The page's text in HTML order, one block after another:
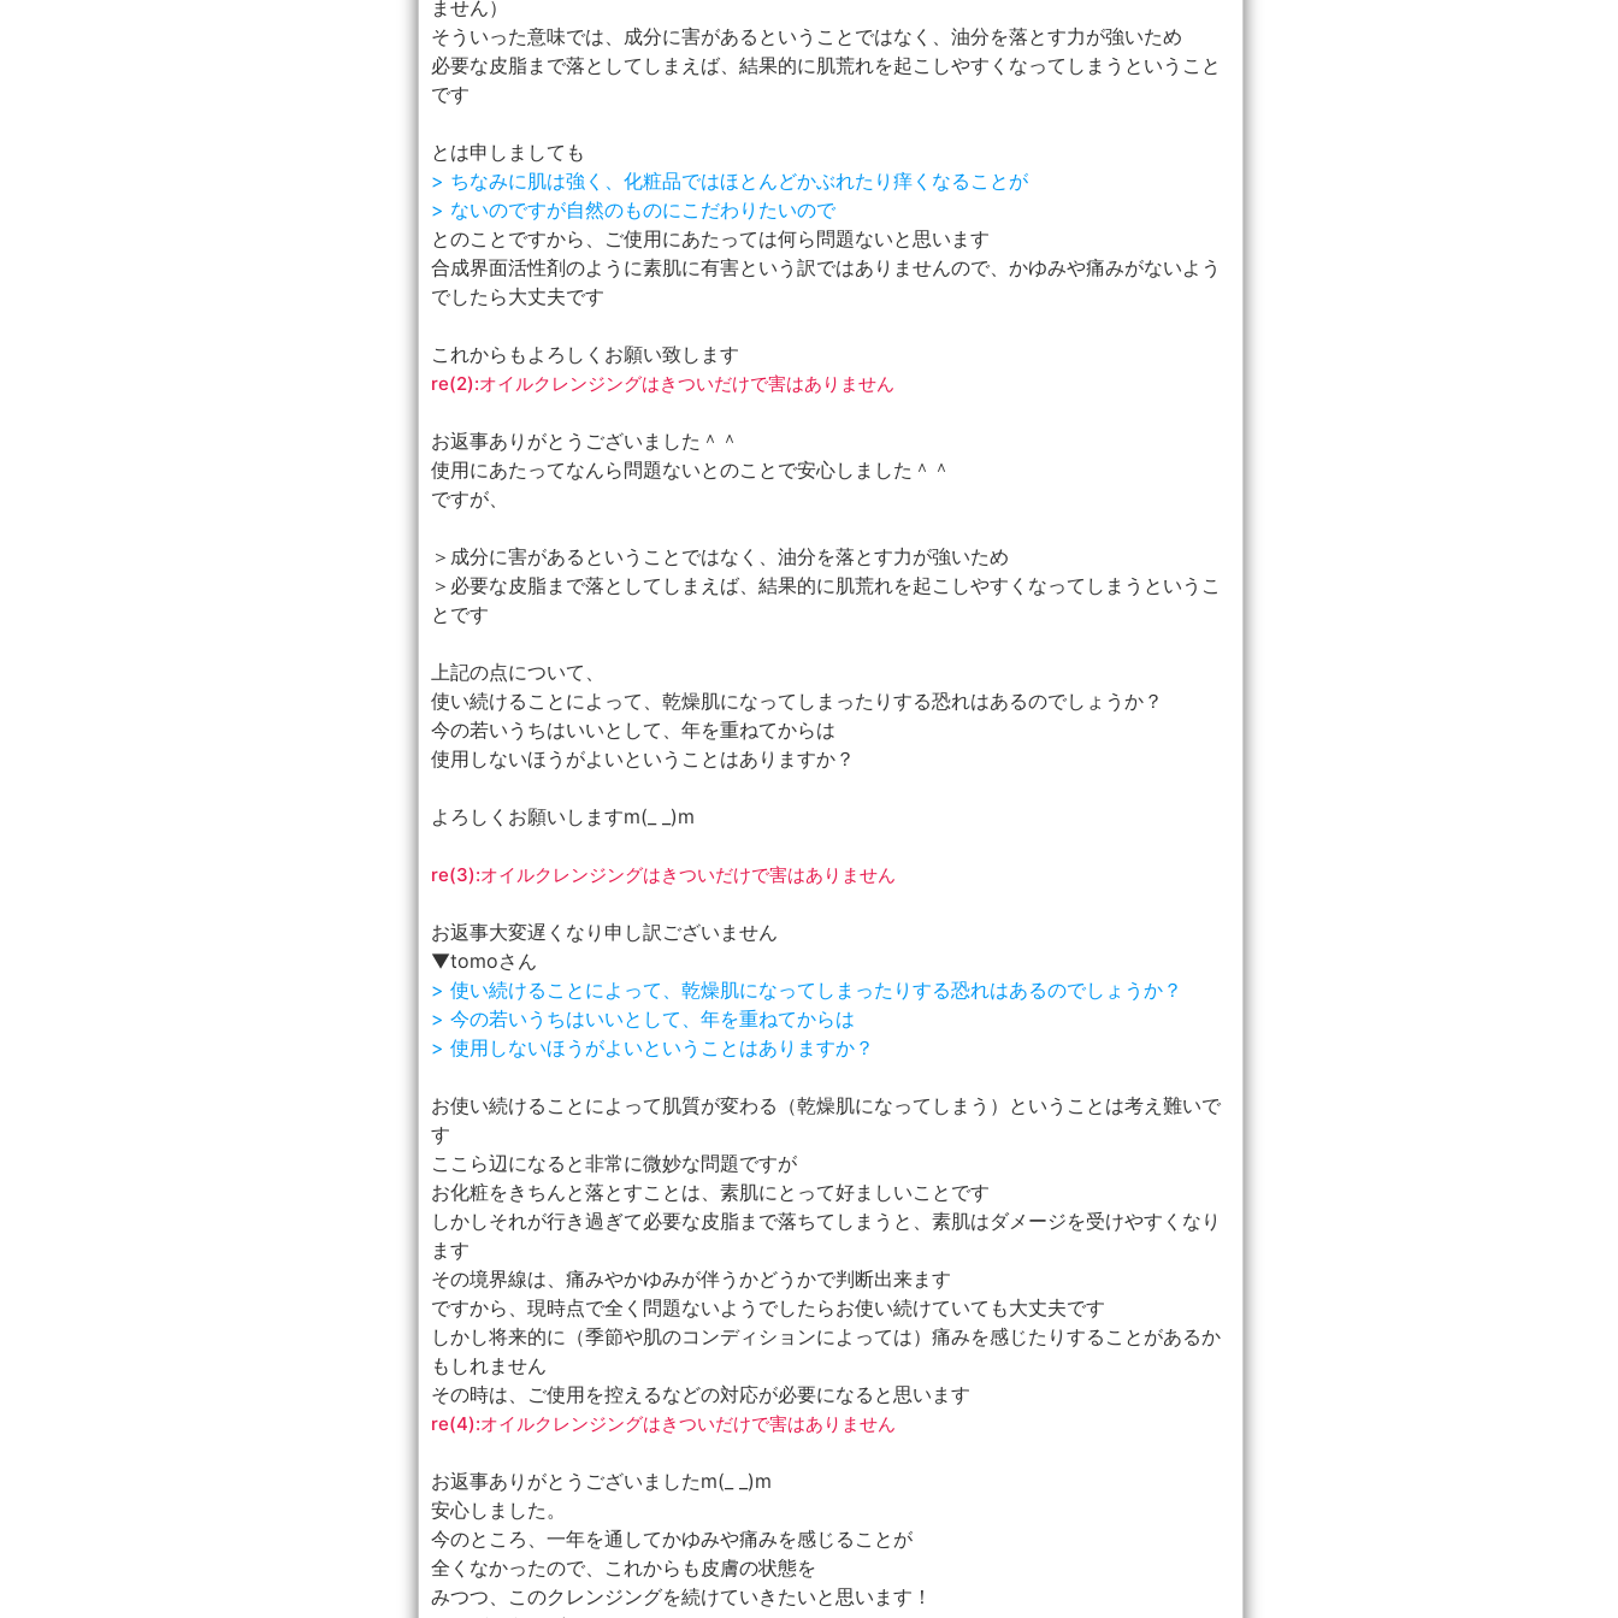
ません）
そういった意味では、成分に害があるということではなく、油分を落とす力が強いため
必要な皮脂まで落としてしまえば、結果的に肌荒れを起こしやすくなってしまうということ
です
とは申しましても
> ちなみに肌は強く、化粧品ではほとんどかぶれたり痒くなることが
> ないのですが自然のものにこだわりたいので
とのことですから、ご使用にあたっては何ら問題ないと思います
合成界面活性剤のように素肌に有害という訳ではありませんので、かゆみや痛みがないよう
でしたら大丈夫です
これからもよろしくお願い致します
re(2):オイルクレンジングはきついだけで害はありません
お返事ありがとうございました＾＾
使用にあたってなんら問題ないとのことで安心しました＾＾
ですが、
＞成分に害があるということではなく、油分を落とす力が強いため
＞必要な皮脂まで落としてしまえば、結果的に肌荒れを起こしやすくなってしまうというこ
とです
上記の点について、
使い続けることによって、乾燥肌になってしまったりする恐れはあるのでしょうか？
今の若いうちはいいとして、年を重ねてからは
使用しないほうがよいということはありますか？
よろしくお願いしますm(_ _)m
re(3):オイルクレンジングはきついだけで害はありません
お返事大変遅くなり申し訳ございません
▼tomoさん
> 使い続けることによって、乾燥肌になってしまったりする恐れはあるのでしょうか？
> 今の若いうちはいいとして、年を重ねてからは
> 使用しないほうがよいということはありますか？
お使い続けることによって肌質が変わる（乾燥肌になってしまう）ということは考え難いで
す
ここら辺になると非常に微妙な問題ですが
お化粧をきちんと落とすことは、素肌にとって好ましいことです
しかしそれが行き過ぎて必要な皮脂まで落ちてしまうと、素肌はダメージを受けやすくなり
ます
その境界線は、痛みやかゆみが伴うかどうかで判断出来ます
ですから、現時点で全く問題ないようでしたらお使い続けていても大丈夫です
しかし将来的に（季節や肌のコンディションによっては）痛みを感じたりすることがあるか
もしれません
その時は、ご使用を控えるなどの対応が必要になると思います
re(4):オイルクレンジングはきついだけで害はありません
お返事ありがとうございましたm(_ _)m
安心しました。
今のところ、一年を通してかゆみや痛みを感じることが
全くなかったので、これからも皮膚の状態を
みつつ、このクレンジングを続けていきたいと思います！